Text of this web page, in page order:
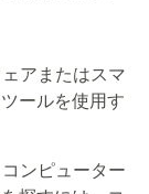
アまたはスマ
ールを使用す
ンピューター